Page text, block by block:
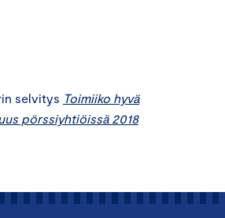
selvitys Toimiiko hyvä
pörssiyhtiöissä 2018